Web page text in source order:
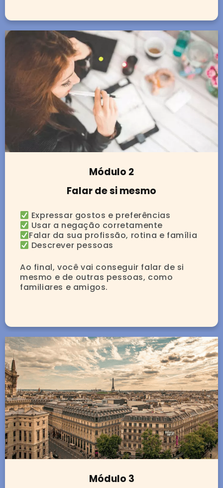
Módulo 2
Falar de si mesmo
Expressar gostos e preferências
Usar a negação corretamente
Falar da sua profissão, rotina e família
Descrever pessoas
Ao final, você vai conseguir falar de si
mesmo e de outras pessoas, como
familiares e amigos.
Módulo 3